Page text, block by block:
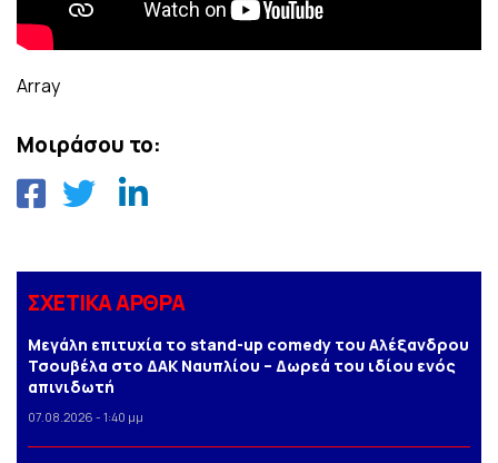
Array
Μοιράσου το:
ΣΧΕΤΙΚΑ ΑΡΘΡΑ
Μεγάλη επιτυχία το stand-up comedy του Αλέξανδρου
Τσουβέλα στο ΔΑΚ Ναυπλίου – Δωρεά του ιδίου ενός
απινιδωτή
07.08.2026 - 1:40 μμ